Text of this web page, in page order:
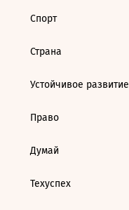
Спорт
Страна
Устойчивое развитие
Право
Думай
Техуспех